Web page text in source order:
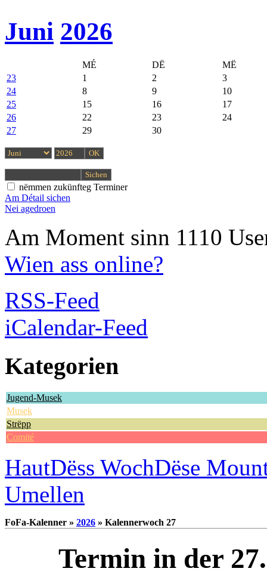
Juni 2026
MÉ DË
MË
23
1 2
3
24
8 9
10
25
15 16
17
26
22 23
24
27
29 30
nëmmen zukünfteg Terminer
Am Détail sichen
Nei agedroen
Am Moment sinn 1110
Wien ass online?
RSS-Feed
iCalendar-Feed
Kategorien
Jugend-Musek
Musek
Strëpp
Comité
HautDëss WochDëse
Umellen
FoFa-Kalenner » 2026 » Kalennerwoch 27
Termin in der